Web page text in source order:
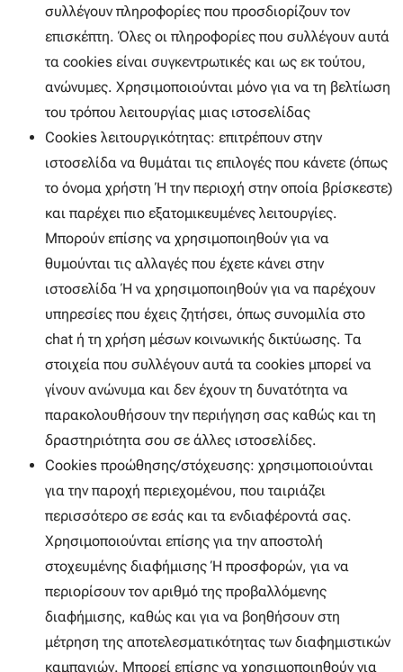
συλλέγουν πληροφορίες που προσδιορίζουν τον
επισκέπτη. Όλες οι πληροφορίες που συλλέγουν αυτά
τα cookies είναι συγκεντρωτικές και ως εκ τούτου,
ανώνυμες. Χρησιμοποιούνται μόνο για να τη βελτίωση
του τρόπου λειτουργίας μιας ιστοσελίδας
Cookies λειτουργικότητας: επιτρέπουν στην
ιστοσελίδα να θυμάται τις επιλογές που κάνετε (όπως
το όνομα χρήστη ή την περιοχή στην οποία βρίσκεστε)
και παρέχει πιο εξατομικευμένες λειτουργίες.
Μπορούν επίσης να χρησιμοποιηθούν για να
θυμούνται τις αλλαγές που έχετε κάνει στην
ιστοσελίδα ή να χρησιμοποιηθούν για να παρέχουν
υπηρεσίες που έχεις ζητήσει, όπως συνομιλία στο
chat ή τη χρήση μέσων κοινωνικής δικτύωσης. Τα
στοιχεία που συλλέγουν αυτά τα cookies μπορεί να
γίνουν ανώνυμα και δεν έχουν τη δυνατότητα να
παρακολουθήσουν την περιήγηση σας καθώς και τη
δραστηριότητα σου σε άλλες ιστοσελίδες.
Cookies προώθησης/στόχευσης: χρησιμοποιούνται
για την παροχή περιεχομένου, που ταιριάζει
περισσότερο σε εσάς και τα ενδιαφέροντά σας.
Χρησιμοποιούνται επίσης για την αποστολή
στοχευμένης διαφήμισης ή προσφορών, για να
περιορίσουν τον αριθμό της προβαλλόμενης
διαφήμισης, καθώς και για να βοηθήσουν στη
μέτρηση της αποτελεσματικότητας των διαφημιστικών
καμπανιών. Μπορεί επίσης να χρησιμοποιηθούν για